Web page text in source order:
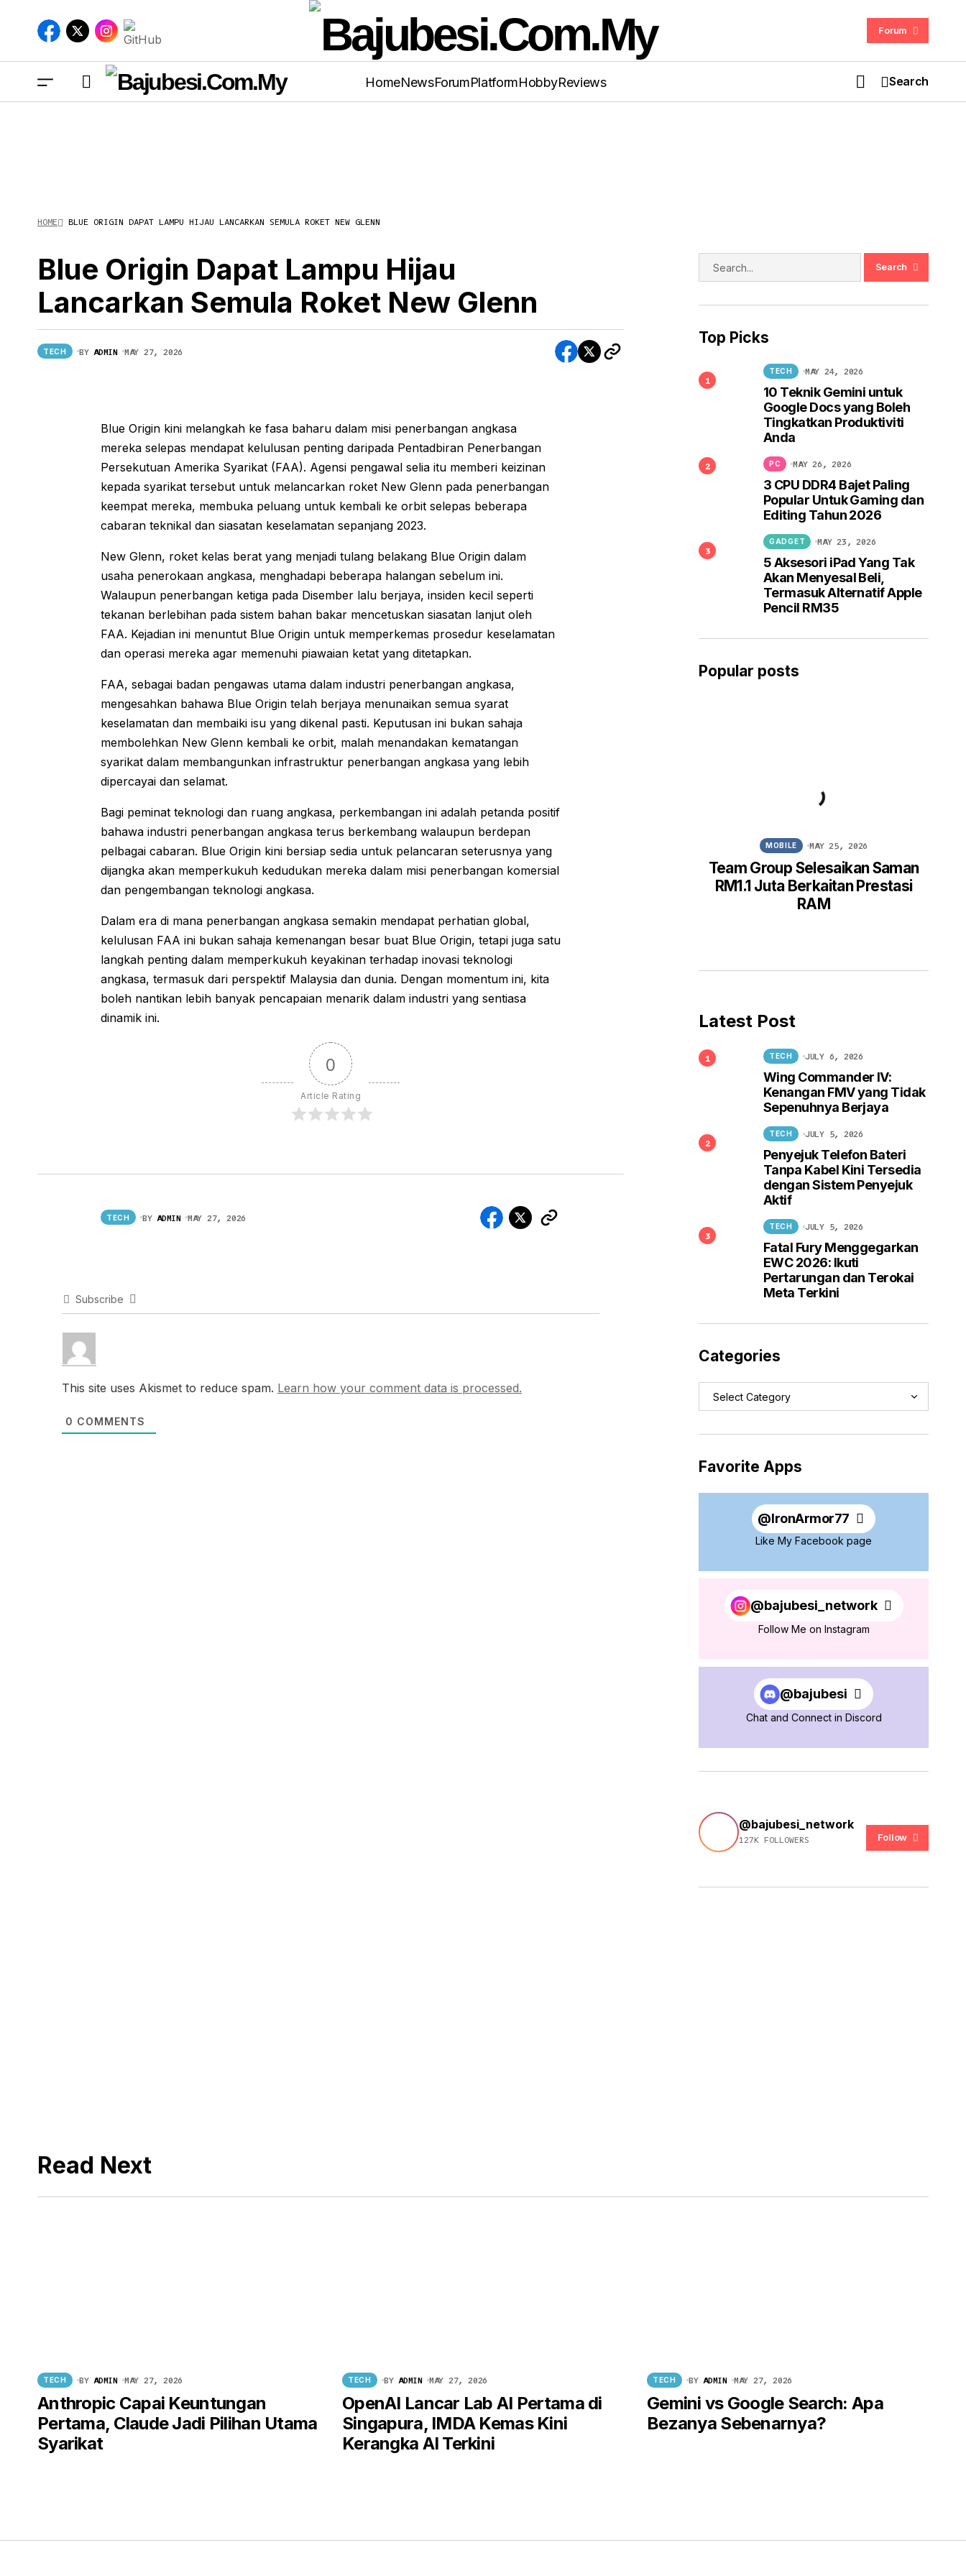
Forum
HomeNewsForumPlatformHobbyReviews Search
Rumitnya Krisis Selat Hormuz
Blue Origin Dapat Lampu Hijau Lancarkan Semula Roket
HOME BLUE ORIGIN DAPAT LAMPU HIJAU LANCARKAN SEMULA ROKET NEW GLENN
Blue Origin Dapat Lampu Hijau
Lancarkan Semula Roket New Glenn
TECH BY ADMIN MAY 27, 2026
Blue Origin kini melangkah ke fasa baharu dalam misi penerbangan angkasa
mereka selepas mendapat kelulusan penting daripada Pentadbiran Penerbangan
Persekutuan Amerika Syarikat (FAA). Agensi pengawal selia itu memberi keizinan
kepada syarikat tersebut untuk melancarkan roket New Glenn pada penerbangan
keempat mereka, membuka peluang untuk kembali ke orbit selepas beberapa
cabaran teknikal dan siasatan keselamatan sepanjang 2023.
New Glenn, roket kelas berat yang menjadi tulang belakang Blue Origin dalam
usaha penerokaan angkasa, menghadapi beberapa halangan sebelum ini.
Walaupun penerbangan ketiga pada Disember lalu berjaya, insiden kecil seperti
tekanan berlebihan pada sistem bahan bakar mencetuskan siasatan lanjut oleh
FAA. Kejadian ini menuntut Blue Origin untuk memperkemas prosedur keselamatan
dan operasi mereka agar memenuhi piawaian ketat yang ditetapkan.
FAA, sebagai badan pengawas utama dalam industri penerbangan angkasa,
mengesahkan bahawa Blue Origin telah berjaya menunaikan semua syarat
keselamatan dan membaiki isu yang dikenal pasti. Keputusan ini bukan sahaja
membolehkan New Glenn kembali ke orbit, malah menandakan kematangan
syarikat dalam membangunkan infrastruktur penerbangan angkasa yang lebih
dipercayai dan selamat.
Bagi peminat teknologi dan ruang angkasa, perkembangan ini adalah petanda positif
bahawa industri penerbangan angkasa terus berkembang walaupun berdepan
pelbagai cabaran. Blue Origin kini bersiap sedia untuk pelancaran seterusnya yang
dijangka akan memperkukuh kedudukan mereka dalam misi penerbangan komersial
dan pengembangan teknologi angkasa.
Dalam era di mana penerbangan angkasa semakin mendapat perhatian global,
kelulusan FAA ini bukan sahaja kemenangan besar buat Blue Origin, tetapi juga satu
langkah penting dalam memperkukuh keyakinan terhadap inovasi teknologi
angkasa, termasuk dari perspektif Malaysia dan dunia. Dengan momentum ini, kita
boleh nantikan lebih banyak pencapaian menarik dalam industri yang sentiasa
dinamik ini.
0
Article Rating
TECH BY ADMIN MAY 27, 2026
Subscribe
This site uses Akismet to reduce spam. Learn how your comment data is processed.
0 COMMENTS
Search
Top Picks
10 Teknik Gemini untuk
Google Docs yang Boleh
Tingkatkan Produktiviti
Anda
TECH MAY 24, 2026
3 CPU DDR4 Bajet Paling
Popular Untuk Gaming dan
Editing Tahun 2026
PC MAY 26, 2026
5 Aksesori iPad Yang Tak
Akan Menyesal Beli,
Termasuk Alternatif Apple
Pencil RM35
GADGET MAY 23, 2026
Popular posts
Team Group Selesaikan Saman
RM1.1 Juta Berkaitan Prestasi
RAM
MOBILE MAY 25, 2026
Latest Post
Wing Commander IV:
Kenangan FMV yang Tidak
Sepenuhnya Berjaya
TECH JULY 6, 2026
Penyejuk Telefon Bateri
Tanpa Kabel Kini Tersedia
dengan Sistem Penyejuk
Aktif
TECH JULY 5, 2026
Fatal Fury Menggegarkan
EWC 2026: Ikuti
Pertarungan dan Terokai
Meta Terkini
TECH JULY 5, 2026
Categories
Favorite Apps
@IronArmor77
Like My Facebook page
@bajubesi_network
Follow Me on Instagram
@bajubesi
Chat and Connect in Discord
@bajubesi_network
127K FOLLOWERS Follow
Read Next
TECH BY ADMIN MAY 27, 2026
Anthropic Capai Keuntungan
Pertama, Claude Jadi Pilihan Utama
Syarikat
TECH BY ADMIN MAY 27, 2026
OpenAI Lancar Lab AI Pertama di
Singapura, IMDA Kemas Kini
Kerangka AI Terkini
TECH BY ADMIN MAY 27, 2026
Gemini vs Google Search: Apa
Bezanya Sebenarnya?